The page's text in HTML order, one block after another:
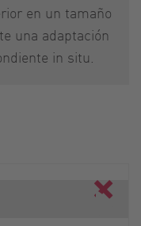
en un tamaño
una adaptación
in situ.